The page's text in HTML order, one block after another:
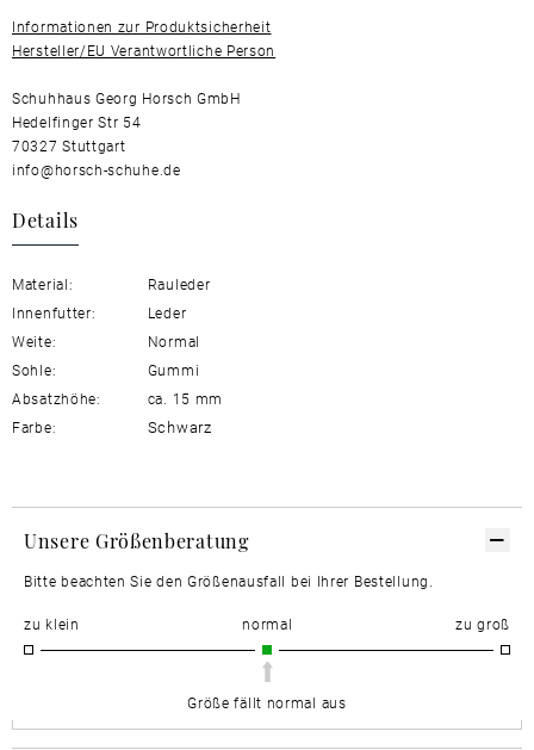
Informationen zur Produktsicherheit
Hersteller/EU Verantwortliche Person
Schuhhaus Georg Horsch GmbH
Hedelfinger Str 54
70327 Stuttgart
info@horsch-schuhe.de
Details
Material:
Rauleder
Innenfutter:
Leder
Weite:
Normal
Sohle:
Gummi
Absatzhöhe:
ca. 15 mm
Farbe:
Schwarz
Unsere Größenberatung
Bitte beachten Sie den Größenausfall bei Ihrer Bestellung.
zu klein normal zu groß
Größe fällt normal aus